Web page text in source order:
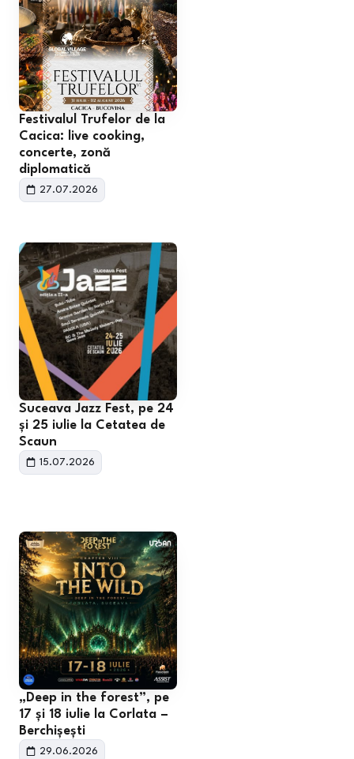
Festivalul Trufelor de la
Cacica: live cooking,
concerte, zonă
diplomatică
27.07.2026
Suceava Jazz Fest, pe 24
și 25 iulie la Cetatea de
Scaun
15.07.2026
„Deep in the forest”, pe
17 și 18 iulie la Corlata –
Berchișești
29.06.2026